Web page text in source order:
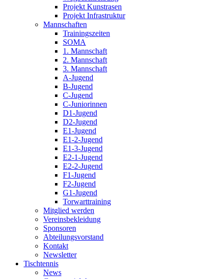
Projekt Kunstrasen
Projekt Infrastruktur
Mannschaften
Trainingszeiten
SOMA
1. Mannschaft
2. Mannschaft
3. Mannschaft
A-Jugend
B-Jugend
C-Jugend
C-Juniorinnen
D1-Jugend
D2-Jugend
E1-Jugend
E1-2-Jugend
E1-3-Jugend
E2-1-Jugend
E2-2-Jugend
F1-Jugend
F2-Jugend
G1-Jugend
Torwarttraining
Mitglied werden
Vereinsbekleidung
Sponsoren
Abteilungsvorstand
Kontakt
Newsletter
Tischtennis
News